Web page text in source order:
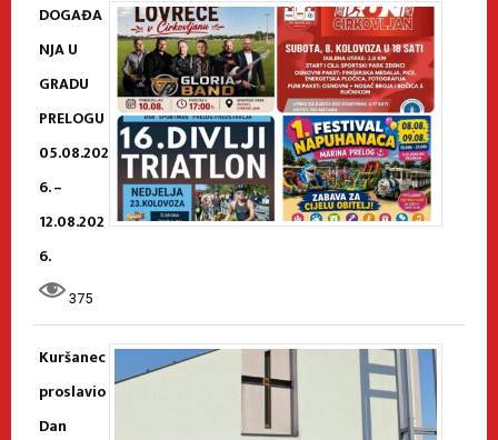
DOGAĐA
NJA U
GRADU
PRELOGU
05.08.202
6. –
12.08.202
6.
375
Kuršanec
proslavio
Dan